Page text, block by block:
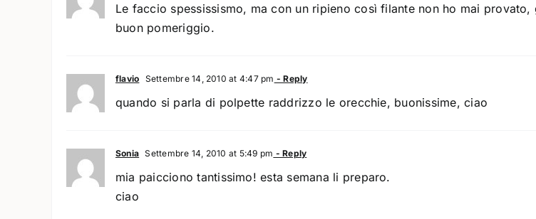
Le faccio spessissismo, ma con un ripieno così filante non ho mai
buon pomeriggio.
flavio Settembre 14, 2010 at 4:47 pm - Reply
quando si parla di polpette raddrizzo le orecchie, buonissime, ciao
Sonia Settembre 14, 2010 at 5:49 pm - Reply
mia paicciono tantissimo! esta semana li preparo.
ciao